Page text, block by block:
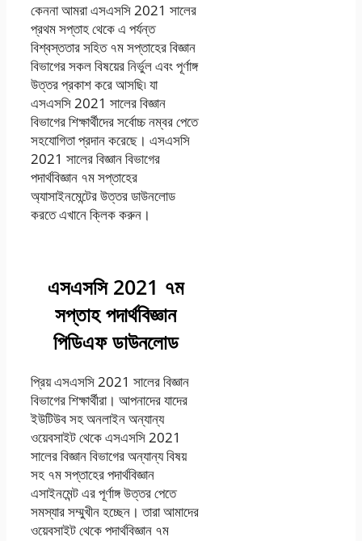
কেননা আমরা এসএসসি 2021 সালের
প্রথম সপ্তাহ থেকে এ পর্যন্ত
বিশ্বস্ততার সহিত ৭ম সপ্তাহের বিজ্ঞান
বিভাগের সকল বিষয়ের নির্ভুল এবং পূর্ণাঙ্গ
উত্তর প্রকাশ করে আসছি৷ যা
এসএসসি 2021 সালের বিজ্ঞান
বিভাগের শিক্ষার্থীদের সর্বোচ্চ নম্বর পেতে
সহযোগিতা প্রদান করেছে। এসএসসি
2021 সালের বিজ্ঞান বিভাগের
পদার্থবিজ্ঞান ৭ম সপ্তাহের
অ্যাসাইনমেন্টের উত্তর ডাউনলোড
করতে এখানে ক্লিক করুন।
এসএসসি 2021 ৭ম
সপ্তাহ পদার্থবিজ্ঞান
পিডিএফ ডাউনলোড
প্রিয় এসএসসি 2021 সালের বিজ্ঞান
বিভাগের শিক্ষার্থীরা। আপনাদের যাদের
ইউটিউব সহ অনলাইন অন্যান্য
ওয়েবসাইট থেকে এসএসসি 2021
সালের বিজ্ঞান বিভাগের অন্যান্য বিষয়
সহ ৭ম সপ্তাহের পদার্থবিজ্ঞান
এসাইনমেন্ট এর পূর্ণাঙ্গ উত্তর পেতে
সমস্যার সম্মুখীন হচ্ছেন। তারা আমাদের
ওয়েবসাইট থেকে পদার্থবিজ্ঞান ৭ম